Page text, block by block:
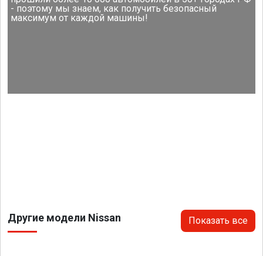
- поэтому мы знаем, как получить безопасный
максимум от каждой машины!
Другие модели Nissan Показать все